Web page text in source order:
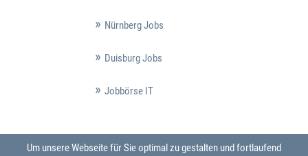
Nürnberg Jobs
Duisburg Jobs
Jobbörse IT
Um unsere Webseite für Sie optimal zu gestalten und fortlaufend